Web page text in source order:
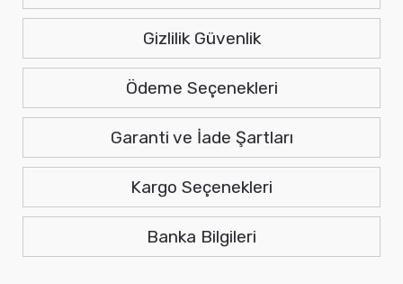
Gizlilik Güvenlik
Ödeme Seçenekleri
Garanti ve İade Şartları
Kargo Seçenekleri
Banka Bilgileri